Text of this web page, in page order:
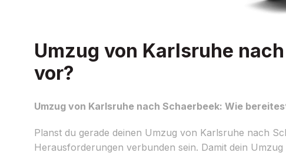
Umzug von Karlsruhe
vor?
Umzug von Karlsruhe nach Schaerbeek: Wie
Planst du gerade deinen Umzug von Karlsruhe nach
Herausforderungen verbunden sein. Damit dein